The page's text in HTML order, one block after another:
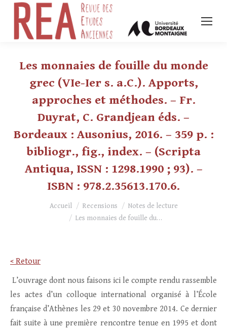
Les monnaies de fouille du monde
grec (VIe-Ier s. a.C.). Apports,
approches et méthodes. – Fr.
Duyrat, C. Grandjean éds. –
Bordeaux : Ausonius, 2016. – 359 p. :
bibliogr., fig., index. – (Scripta
Antiqua, ISSN : 1298.1990 ; 93). –
ISBN : 978.2.35613.170.6.
Vous êtes ici :Accueil Recensions
Notes de lecture
Les monnaies de fouille du…
< Retour
L’ouvrage dont nous faisons ici le compte rendu rassemble
les actes d’un colloque international organisé à l’École
française d’Athènes les 29 et 30 novembre 2014. Ce dernier
fait suite à une première rencontre tenue en 1995 et dont